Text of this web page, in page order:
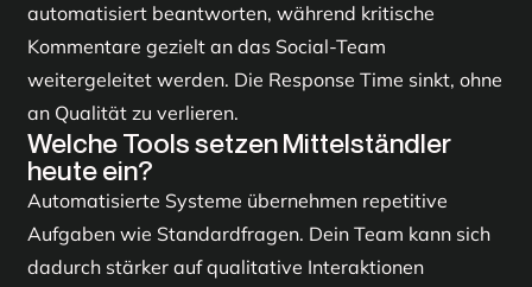
automatisiert beantworten, während kritische
Kommentare gezielt an das Social-Team
weitergeleitet werden. Die Response Time sinkt, ohne
an Qualität zu verlieren.
Welche Tools setzen Mittelständler
heute ein?
Automatisierte Systeme übernehmen repetitive
Aufgaben wie Standardfragen. Dein Team kann sich
dadurch stärker auf qualitative Interaktionen